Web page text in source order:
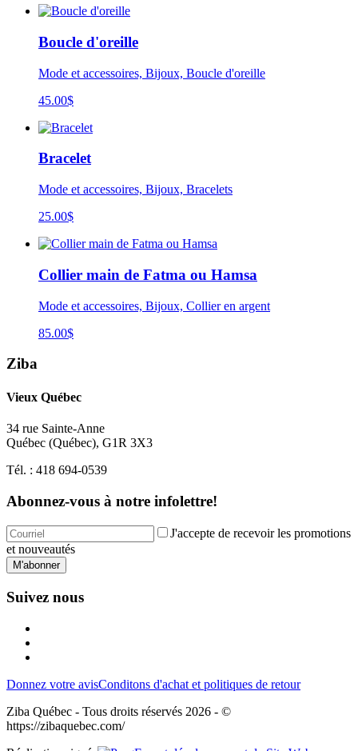
Boucle d'oreille
Mode et accessoires, Bijoux, Boucle d'oreille
45.00$
Bracelet
Mode et accessoires, Bijoux, Bracelets
25.00$
Collier main de Fatma ou Hamsa
Mode et accessoires, Bijoux, Collier en argent
85.00$
Ziba
Vieux Québec
34 rue Sainte-Anne
Québec (Québec), G1R 3X3
Tél. : 418 694-0539
Abonnez-vous à notre infolettre!
J'accepte de recevoir les promotions
et nouveautés
M'abonner
Suivez nous
Donnez votre avisConditons d'achat et politiques de retour
Ziba Québec - Tous droits réservés 2026 - ©
https://zibaquebec.com/